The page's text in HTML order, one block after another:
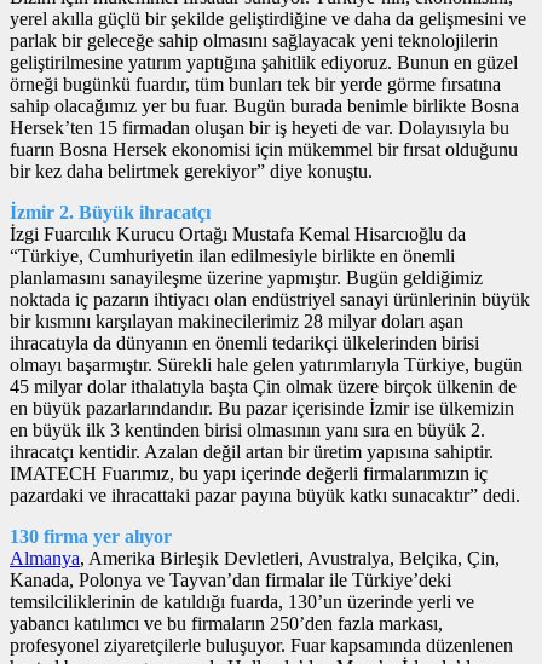
yerel akılla güçlü bir şekilde geliştirdiğine ve daha da gelişmesini ve
parlak bir geleceğe sahip olmasını sağlayacak yeni teknolojilerin
geliştirilmesine yatırım yaptığına şahitlik ediyoruz. Bunun en güzel
örneği bugünkü fuardır, tüm bunları tek bir yerde görme fırsatına
sahip olacağımız yer bu fuar. Bugün burada benimle birlikte Bosna
Hersek’ten 15 firmadan oluşan bir iş heyeti de var. Dolayısıyla bu
fuarın Bosna Hersek ekonomisi için mükemmel bir fırsat olduğunu
bir kez daha belirtmek gerekiyor” diye konuştu.
İzmir 2. Büyük ihracatçı
İzgi Fuarcılık Kurucu Ortağı Mustafa Kemal Hisarcıoğlu da
“Türkiye, Cumhuriyetin ilan edilmesiyle birlikte en önemli
planlamasını sanayileşme üzerine yapmıştır. Bugün geldiğimiz
noktada iç pazarın ihtiyacı olan endüstriyel sanayi ürünlerinin büyük
bir kısmını karşılayan makinecilerimiz 28 milyar doları aşan
ihracatıyla da dünyanın en önemli tedarikçi ülkelerinden birisi
olmayı başarmıştır. Sürekli hale gelen yatırımlarıyla Türkiye, bugün
45 milyar dolar ithalatıyla başta Çin olmak üzere birçok ülkenin de
en büyük pazarlarındandır. Bu pazar içerisinde İzmir ise ülkemizin
en büyük ilk 3 kentinden birisi olmasının yanı sıra en büyük 2.
ihracatçı kentidir. Azalan değil artan bir üretim yapısına sahiptir.
IMATECH Fuarımız, bu yapı içerinde değerli firmalarımızın iç
pazardaki ve ihracattaki pazar payına büyük katkı sunacaktır” dedi.
130 firma yer alıyor
Almanya, Amerika Birleşik Devletleri, Avustralya, Belçika, Çin,
Kanada, Polonya ve Tayvan’dan firmalar ile Türkiye’deki
temsilciliklerinin de katıldığı fuarda, 130’un üzerinde yerli ve
yabancı katılımcı ve bu firmaların 250’den fazla markası,
profesyonel ziyaretçilerle buluşuyor. Fuar kapsamında düzenlenen